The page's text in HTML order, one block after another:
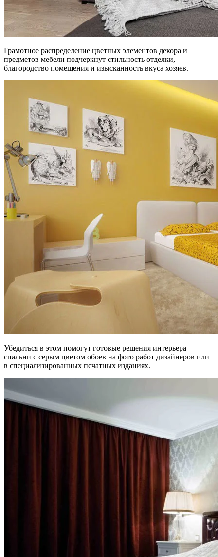
Грамотное распределение цветных элементов декора и
предметов мебели подчеркнут стильность отделки,
благородство помещения и изысканность вкуса хозяев.
Убедиться в этом помогут готовые решения интерьера
спальни с серым цветом обоев на фото работ дизайнеров или
в специализированных печатных изданиях.